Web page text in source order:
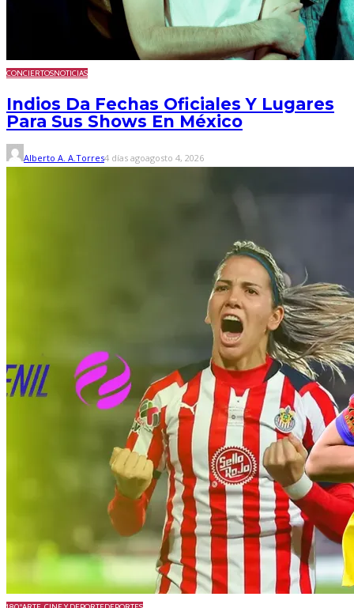
CONCIERTOSNOTICIAS
Indios Da Fechas Oficiales Y Lugares
Para Sus Shows En México
Alberto A. A.Torres4 días agoagosto 4, 2026